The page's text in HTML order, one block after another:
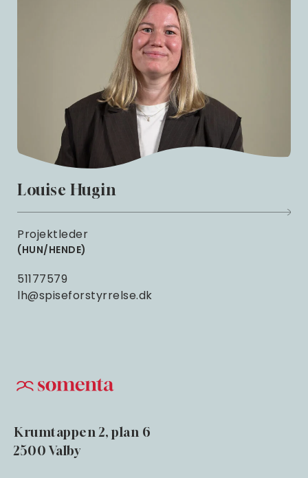
Louise Hugin
Projektleder
HUN/HENDE
51177579
lh@spiseforstyrrelse.dk
Krumtappen 2, plan 6
2500 Valby